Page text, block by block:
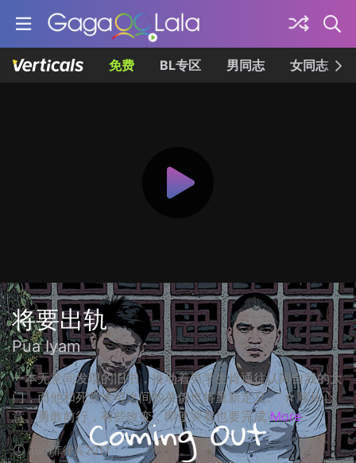
免费 BL专区 男同志 女同志
将要出轨
Pua Iyam
一本无意间发现的旧书，推动着男学生肯通往认同自我的大
门，而他和死党米可之间的关係也将重新定义。 ☆顺从心
意、勇敢前行，有些改变，即使哭着也要完成 More
16m菲律宾2017